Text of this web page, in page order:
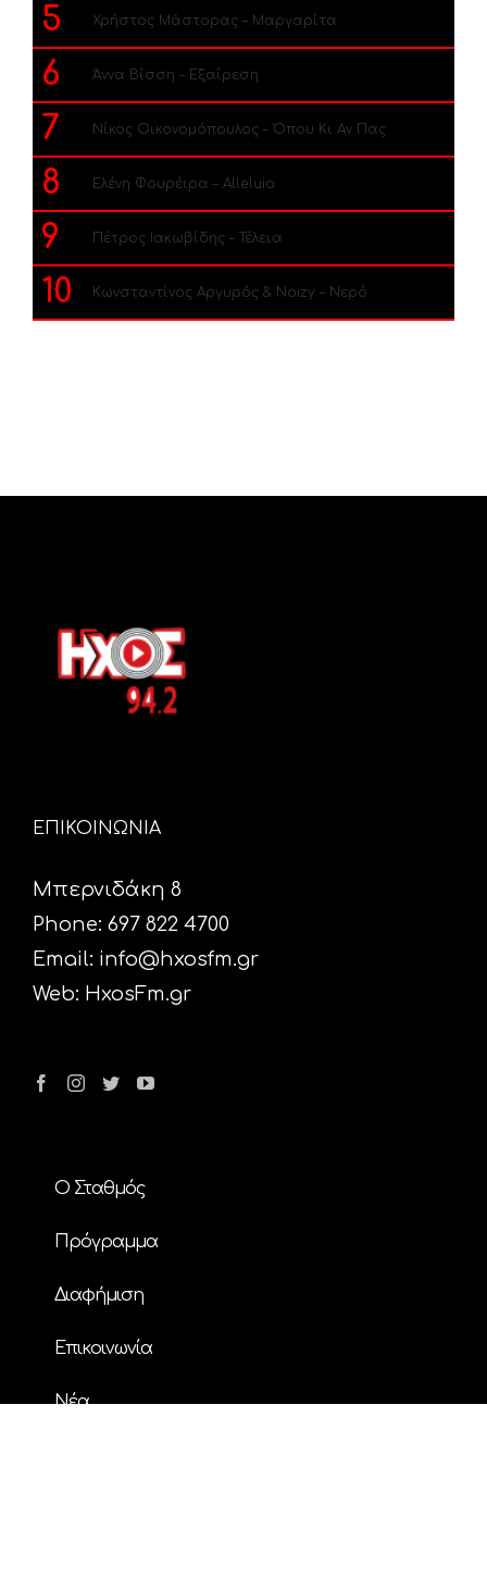
5 Χρήστος Μάστορας – Μαργαρίτα
6 Άννα Βίσση – Εξαίρεση
7 Νίκος Οικονομόπουλος – Όπου Κι Αν Πας
8 Ελένη Φουρέιρα – Alleluia
9 Πέτρος Ιακωβίδης – Τέλεια
10 Κωνσταντίνος Αργυρός & Noizy – Νερό
ΕΠΙΚΟΙΝΩΝΙΑ
Μπερνιδάκη 8
Phone: 697 822 4700
Email: info@hxosfm.gr
Web: HxosFm.gr
Ο Σταθμός
Πρόγραμμα
Διαφήμιση
Επικοινωνία
Nέα